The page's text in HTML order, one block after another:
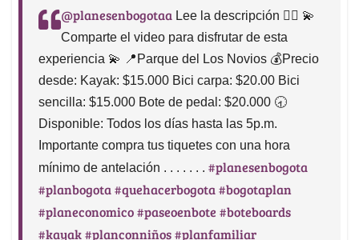
@planesenbogotaa Lee la descripción 👇🏻 💫
Comparte el video para disfrutar de esta
experiencia 💫 📍Parque del Los Novios 💰Precio
desde: Kayak: $15.000 Bici carpa: $20.00 Bici
sencilla: $15.000 Bote de pedal: $20.000 🕣
Disponible: Todos los días hasta las 5p.m.
Importante compra tus tiquetes con una hora
mínimo de antelación . . . . . . . #planesenbogota
#planbogota#quehacerbogota#bogotaplan
#planeconomico#paseoenbote #boteboards
#kayak#planconniños#planfamiliar